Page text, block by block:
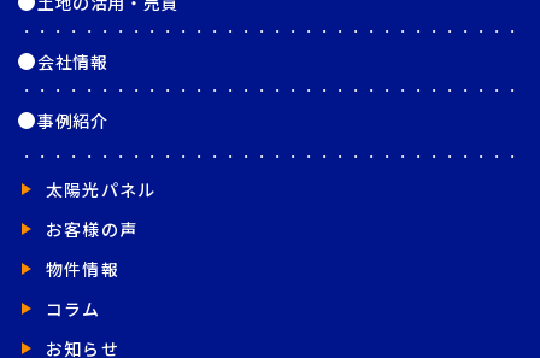
会社情報
事例紹介
太陽光パネル
お客様の声
物件情報
コラム
お知らせ